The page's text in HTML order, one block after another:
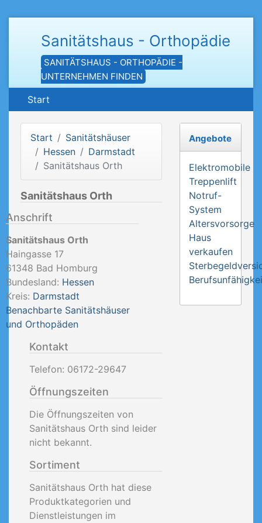
Sanitätshaus - Orthopädie
SANITÄTSHAUS - ORTHOPÄDIE -
UNTERNEHMEN FINDEN
Start
Start
Sanitätshäuser
Hessen
Darmstadt
Sanitätshaus Orth
Sanitätshaus Orth
Anschrift
Sanitätshaus Orth
Haingasse 17
61348 Bad Homburg
Bundesland: Hessen
Kreis: Darmstadt
Benachbarte Sanitätshäuser
und Orthopäden
Kontakt
Telefon: 06172-29647
Öffnungszeiten
Die Öffnungszeiten von
Sanitätshaus Orth sind leider
nicht bekannt.
Sortiment
Sanitätshaus Orth hat diese
Produktkategorien und
Dienstleistungen im
Angebote
Elektromobile
Treppenlift
Notruf-
System
Altersvorsorge
Haus
verkaufen